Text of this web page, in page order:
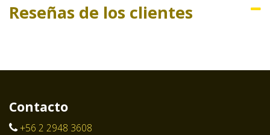
Reseñas de los clientes
Contacto
+56 2 2948 3608